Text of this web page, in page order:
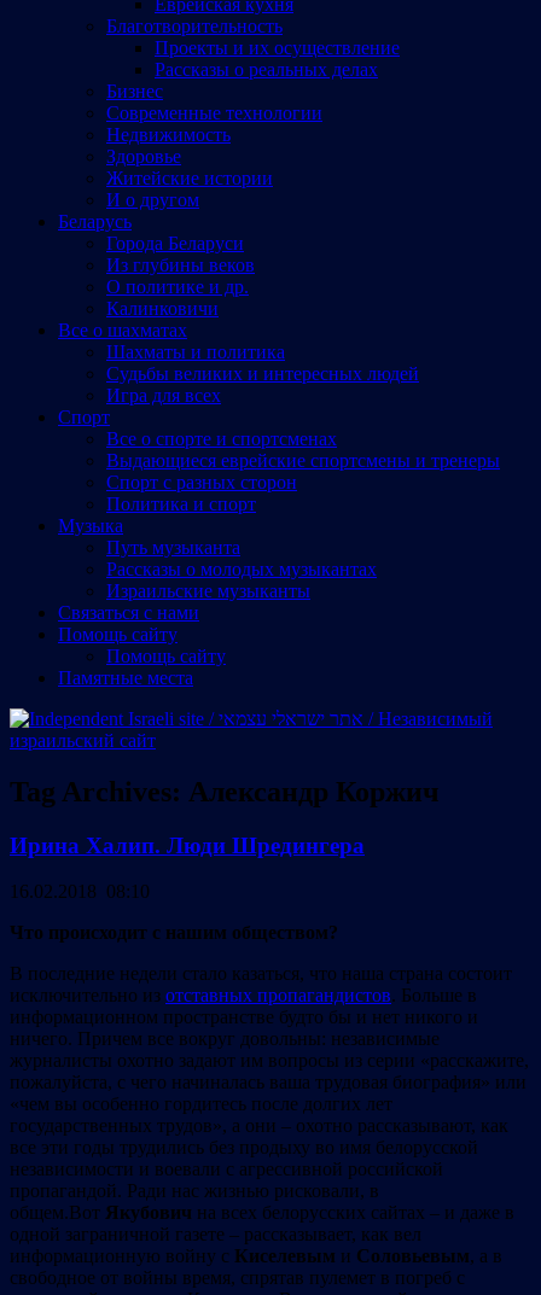
Благотворительность
Проекты и их осуществление
Рассказы о реальных делах
Бизнес
Современные технологии
Недвижимость
Здоровье
Житейские истории
И о другом
Беларусь
Города Беларуси
Из глубины веков
О политике и др.
Калинковичи
Все о шахматах
Шахматы и политика
Судьбы великих и интересных людей
Игра для всех
Спорт
Все о спорте и спортсменах
Выдающиеся еврейские спортсмены и тренеры
Спорт с разных сторон
Политика и спорт
Музыка
Путь музыканта
Рассказы о молодых музыкантах
Израильские музыканты
Cвязаться с нами
Помощь сайту
Помощь сайту
Памятные места
Tag Archives: Александр Коржич
Ирина Халип. Люди Шредингера
16.02.2018 08:10
Что происходит c нашим обществом?
В последние недели стало казаться, что наша страна состоит
исключительно из отставных пропагандистов. Больше в
информационном пространстве будто бы и нет никого и
ничего. Причем все вокруг довольны: независимые
журналисты охотно задают им вопросы из серии «расскажите,
пожалуйста, с чего начиналась ваша трудовая биография» или
«чем вы особенно гордитесь после долгих лет
государственных трудов», а они – охотно рассказывают, как
все эти годы трудились без продыху во имя белорусской
независимости и воевали с агрессивной российской
пропагандой. Ради нас жизнью рисковали, в
общем.Вот Якубович на всех белорусских сайтах – и даже в
одной заграничной газете – рассказывает, как вел
информационную войну с Киселевым и Соловьевым, а в
свободное от войны время, спрятав пулемет в погреб с